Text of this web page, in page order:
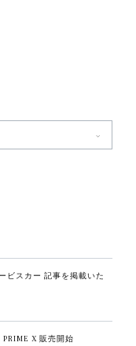
ビスカー 記事を掲載いた
PRIME X 販売開始